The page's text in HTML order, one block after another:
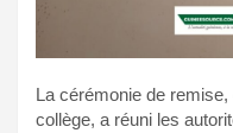
La cérémonie de remise,
collège, a réuni les